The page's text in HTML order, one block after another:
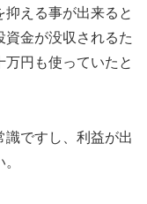
える事が出来ると
金が没収されるた
円も使っていたと
ですし、利益が出